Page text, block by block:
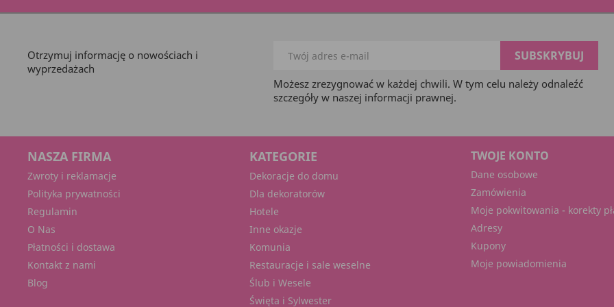
Otrzymuj informację o nowościach i
wyprzedażach
Możesz zrezygnować w każdej chwili. W tym celu należy odnaleźć
szczegóły w naszej informacji prawnej.
KATEGORIE
Dekoracje do domu
Dla dekoratorów
Hotele
Inne okazje
Komunia
Restauracje i sale weselne
Ślub i Wesele
Święta i Sylwester
NASZA FIRMA
Zwroty i reklamacje
Polityka prywatności
Regulamin
O Nas
Płatności i dostawa
Kontakt z nami
Blog
TWOJE KONTO
Dane osobowe
Zamówienia
Moje pokwitowania - korekty
Adresy
Kupony
Moje powiadomienia